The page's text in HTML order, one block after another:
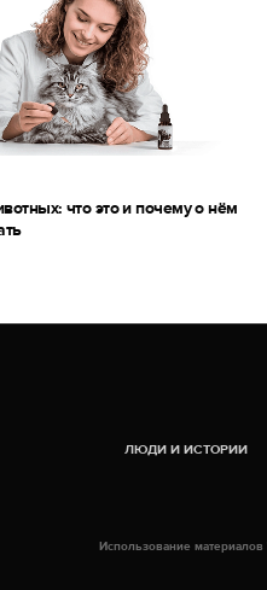
что это и почему о нём
ЛЮДИ И ИСТОРИИ
Использование